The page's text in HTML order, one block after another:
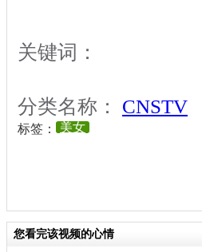
关键词：
分类名称： CNSTV
标签： 美女
您看完该视频的心情